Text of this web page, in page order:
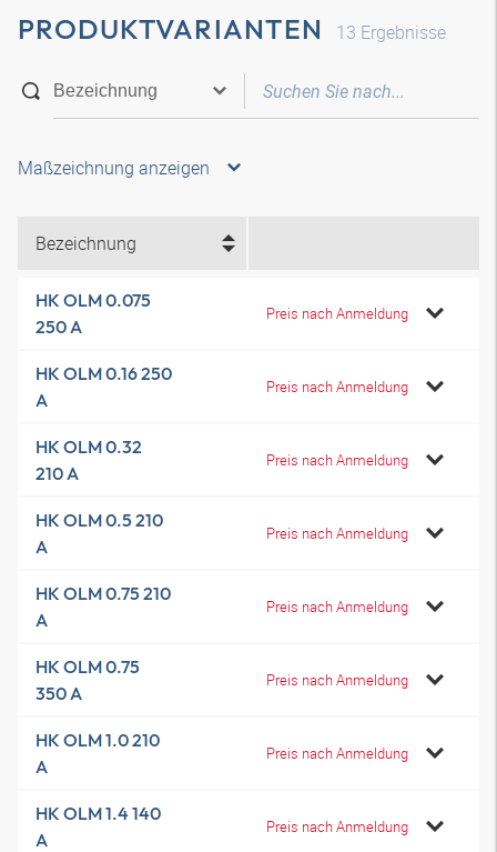
PRODUKTVARIANTEN 13 Ergebnisse
Maßzeichnung anzeigen
Bezeichnung
HK OLM 0.075
250 A
Preis nach Anmeldung
HK OLM 0.16 250
A
Preis nach Anmeldung
HK OLM 0.32
210 A
Preis nach Anmeldung
HK OLM 0.5 210
A
Preis nach Anmeldung
HK OLM 0.75 210
A
Preis nach Anmeldung
HK OLM 0.75
350 A
Preis nach Anmeldung
HK OLM 1.0 210
A
Preis nach Anmeldung
HK OLM 1.4 140
A
Preis nach Anmeldung